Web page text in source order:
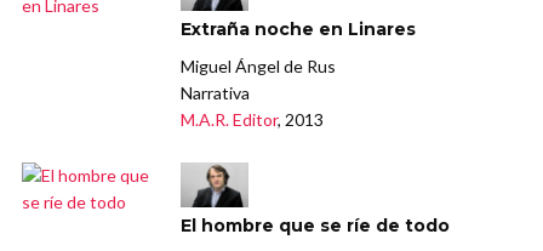
Extraña noche en Linares
Miguel Ángel de Rus
Narrativa
M.A.R. Editor, 2013
El hombre que se ríe de todo